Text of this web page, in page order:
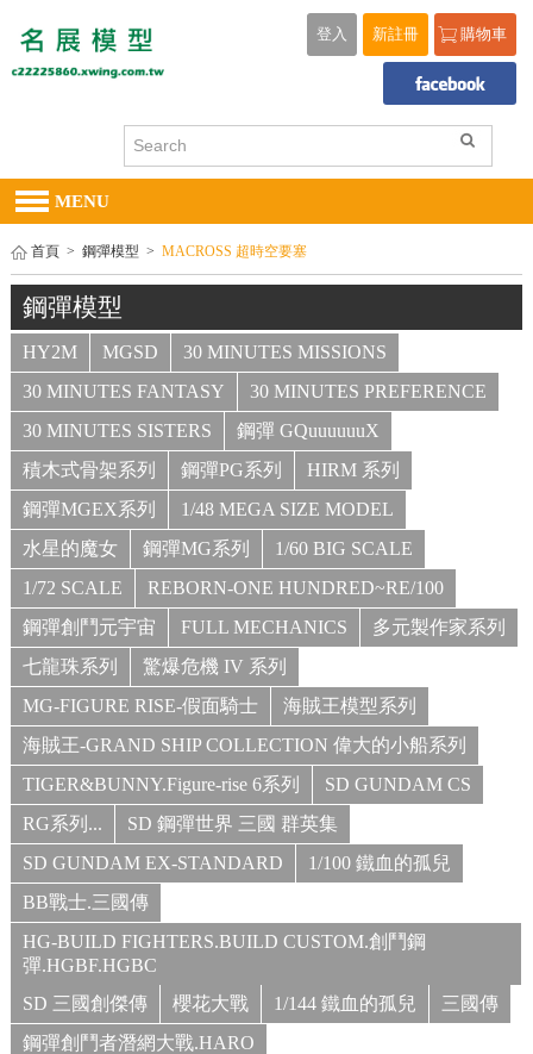
購物車
新註冊
登入
MENU
首頁 > 鋼彈模型 > MACROSS 超時空要塞
鋼彈模型
HY2M MGSD
30 MINUTES MISSIONS
30 MINUTES FANTASY
30 MINUTES PREFERENCE
30 MINUTES SISTERS
鋼彈 GQuuuuuuX
積木式骨架系列
鋼彈PG系列
HIRM 系列
鋼彈MGEX系列
1/48 MEGA SIZE MODEL
水星的魔女
鋼彈MG系列
1/60 BIG SCALE
1/72 SCALE
REBORN-ONE HUNDRED~RE/100
鋼彈創鬥元宇宙
FULL MECHANICS
多元製作家系列
七龍珠系列
驚爆危機 IV 系列
MG-FIGURE RISE-假面騎士
海賊王模型系列
海賊王-GRAND SHIP COLLECTION 偉大的小船系列
TIGER&BUNNY.Figure-rise 6系列
SD GUNDAM CS
RG系列...
SD 鋼彈世界 三國 群英集
SD GUNDAM EX-STANDARD
1/100 鐵血的孤兒
BB戰士.三國傳
HG-BUILD FIGHTERS.BUILD CUSTOM.創鬥鋼
彈.HGBF.HGBC
SD 三國創傑傳
櫻花大戰 1/144 鐵血的孤兒
三國傳
鋼彈創鬥者潛網大戰.HARO